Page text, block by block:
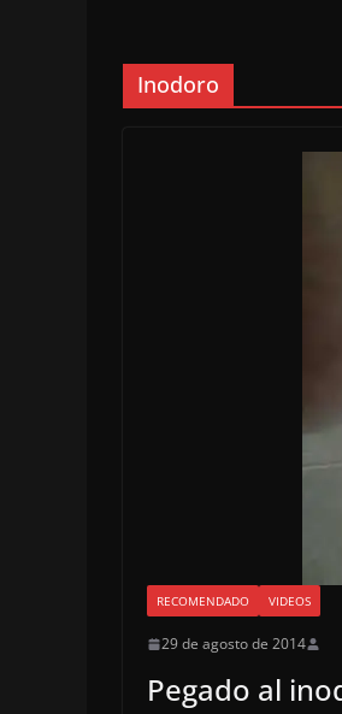
Inodoro
RECOMENDADO VIDEOS
29 de agosto de 2014
Pegado al